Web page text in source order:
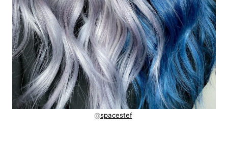
@spacestef